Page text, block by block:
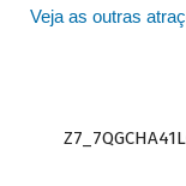
Veja as outras